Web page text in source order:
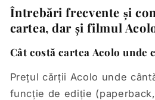
Întrebări frecvente și
cartea, dar și filmul
Cât costă cartea Acolo unde
Prețul cărții Acolo unde
funcție de ediție